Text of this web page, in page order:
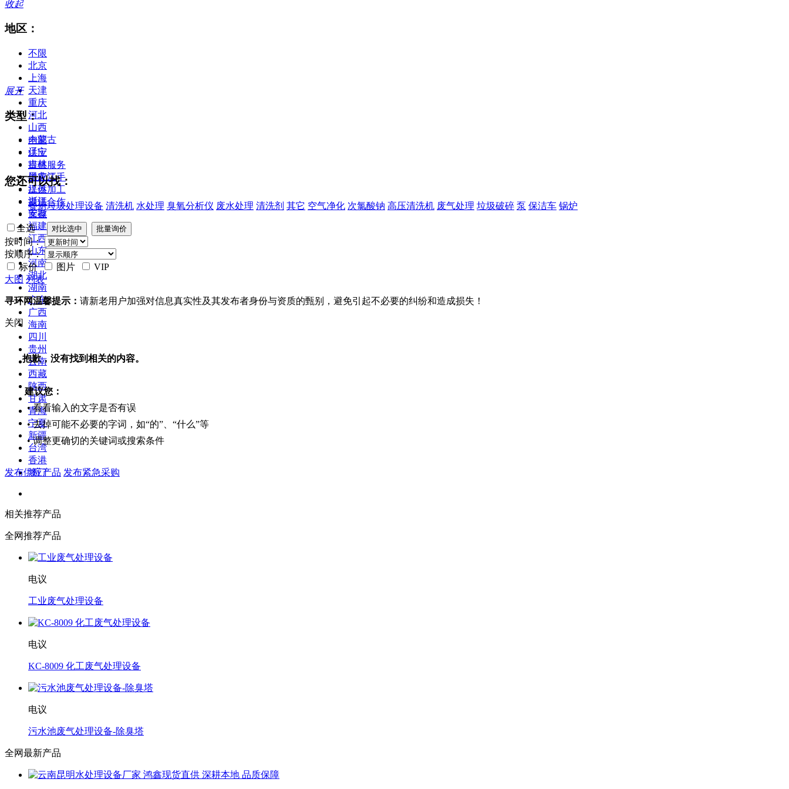
收起
地区：
不限
北京
上海
天津
重庆
河北
山西
内蒙古
辽宁
吉林
黑龙江
江苏
浙江
安徽
福建
江西
山东
河南
湖北
湖南
广东
广西
海南
四川
贵州
云南
西藏
陕西
甘肃
青海
宁夏
新疆
台湾
香港
澳门
展开
类型：
全部
供应
提供服务
供应二手
提供加工
提供合作
库存
您还可以找：
餐厨垃圾处理设备 清洗机 水处理 臭氧分析仪 废水处理 清洗剂 其它 空气净化 次氯酸钠 高压清洗机 废气处理 垃圾破碎 泵 保洁车 锅炉
全选
按时间：
按顺序：
标价
图片
VIP
大图 列表
寻环网温馨提示： 请新老用户加强对信息真实性及其发布者身份与资质的甄别，避免引起不必要的纠纷和造成损失！
关闭
抱歉，没有找到相关的内容。
建议您：
• 看看输入的文字是否有误
• 去掉可能不必要的字词，如“的”、“什么”等
• 调整更确切的关键词或搜索条件
发布供应产品 发布紧急采购
相关推荐产品
全网推荐产品
电议
工业废气处理设备
电议
KC-8009 化工废气处理设备
电议
污水池废气处理设备-除臭塔
全网最新产品